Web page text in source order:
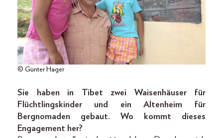
© Günter Hager
Sie haben in Tibet zwei Waisenhäuser für
Flüchtlingskinder und ein Altenheim für
Bergnomaden gebaut. Wo kommt dieses
Engagement her?